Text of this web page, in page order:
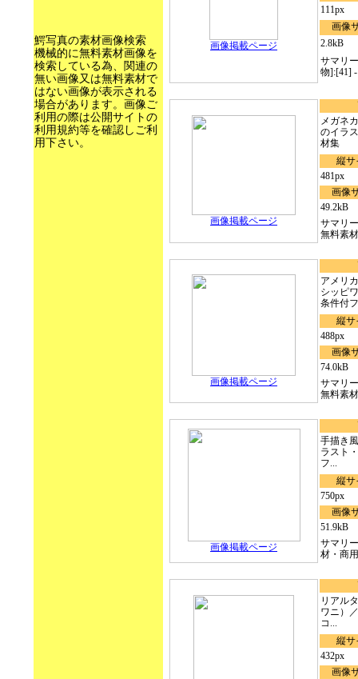
鰐写真の素材画像検索
機械的に無料素材画像を
検索している為、関連の
無い画像又は無料素材で
はない画像が表示される
場合があります。画像ご
利用の際は公開サイトの
利用規約等を確認しご利
用下さい。
画像掲載ページ
111px
画像
2.8kB
サマリ
物]:[41]
画像掲載ページ
メガネ
のイラ
材集
縦サ
481px
画像
49.2kB
サマリ
無料素
画像掲載ページ
アメリ
シッピ
条件付
縦サ
488px
画像
74.0kB
サマリ
無料素
画像掲載ページ
手描き
ラスト
フ...
縦サ
750px
画像
51.9kB
サマリ
材・商
リアル
ワニ）
コ...
縦サ
432px
画像